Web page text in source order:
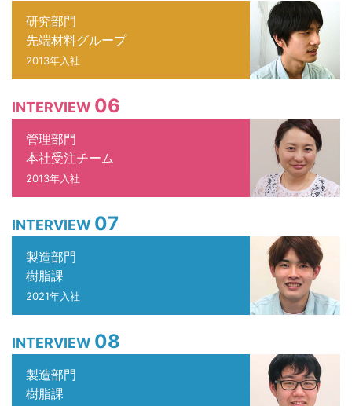
研究部門
先端材料グループ
2013年入社
INTERVIEW 06
管理部門
本社受注チーム
2013年入社
INTERVIEW 07
製造部門
樹脂課
2021年入社
INTERVIEW 08
製造部門
樹脂課